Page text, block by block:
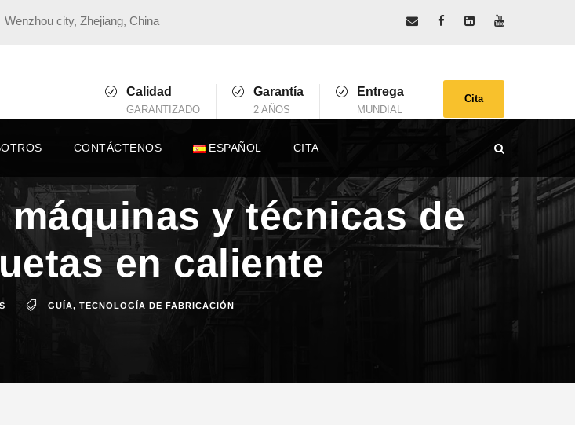
Wenzhou city, Zhejiang, China
Calidad
GARANTIZADO
Garantía
2 AÑOS
Entrega
MUNDIAL
Cita
CONTÁCTENOS ESPAÑOL CITA
y técnicas de
en caliente
GUÍA, TECNOLOGÍA DE FABRICACIÓN